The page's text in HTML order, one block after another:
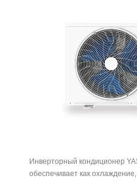
Инверторный кондиционер
обеспечивает как